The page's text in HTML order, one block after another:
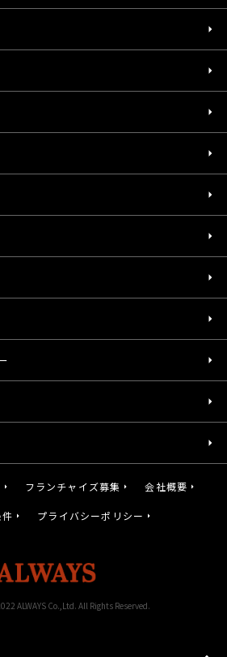
フランチャイズ募集 会社概要
プライバシーポリシー
ALWAYS Co.,Ltd. All Rights Reserved.